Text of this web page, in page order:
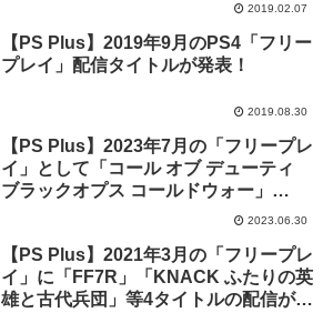
2019.02.07
【PS Plus】2019年9月のPS4「フリー
プレイ」配信タイトルが発表！
2019.08.30
【PS Plus】2023年7月の「フリープレ
イ」として「コール オブ デューティ
ブラックオプス コールドウォー」
「Alan Wake Remastered」等3タイト
2023.06.30
【PS Plus】2021年3月の「フリープレ
イ」に「FF7R」「KNACK ふたりの英
雄と古代兵団」等4タイトルの配信が決